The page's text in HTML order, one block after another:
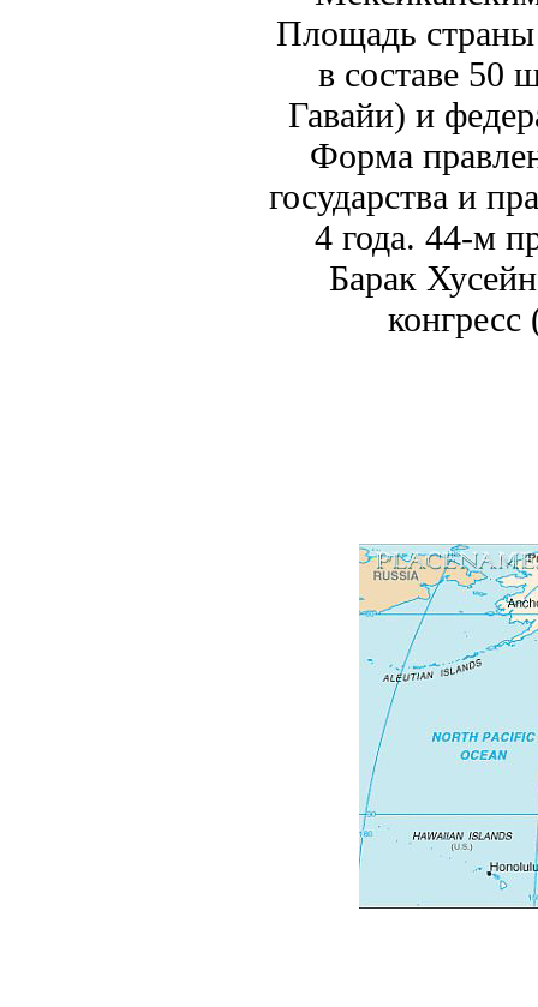
Площадь
в составе 50
Гавайи) и
Форма
государства и
4 года. 44-м
Барак
конгресс